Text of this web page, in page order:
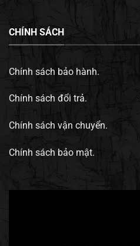
CHÍNH SÁCH
Chính sách bảo hành.
Chính sách đổi trả.
Chính sách vận chuyển.
Chính sách bảo mật.